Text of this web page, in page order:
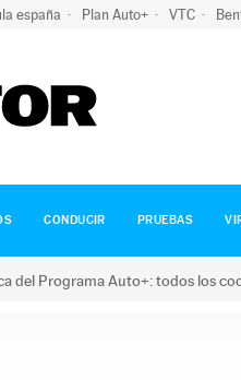
españa Plan Auto+ VTC
CONDUCIR PRUEBAS
del Programa Auto+: todos los